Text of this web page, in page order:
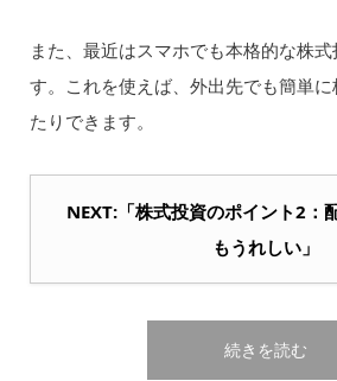
また、最近はスマホでも本格的な株
す。これを使えば、外出先でも簡単
たりできます。
NEXT:「株式投資のポイント2：
もうれしい」
続きを読む